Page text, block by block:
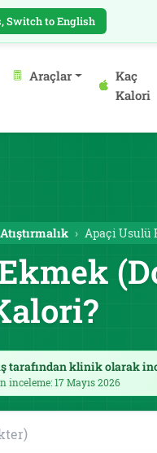
Switch to English
Araçlar
Kaç
Kalori
Apaçi Usulü
tarafından klinik olarak
inceleme: 17 Mayıs 2026